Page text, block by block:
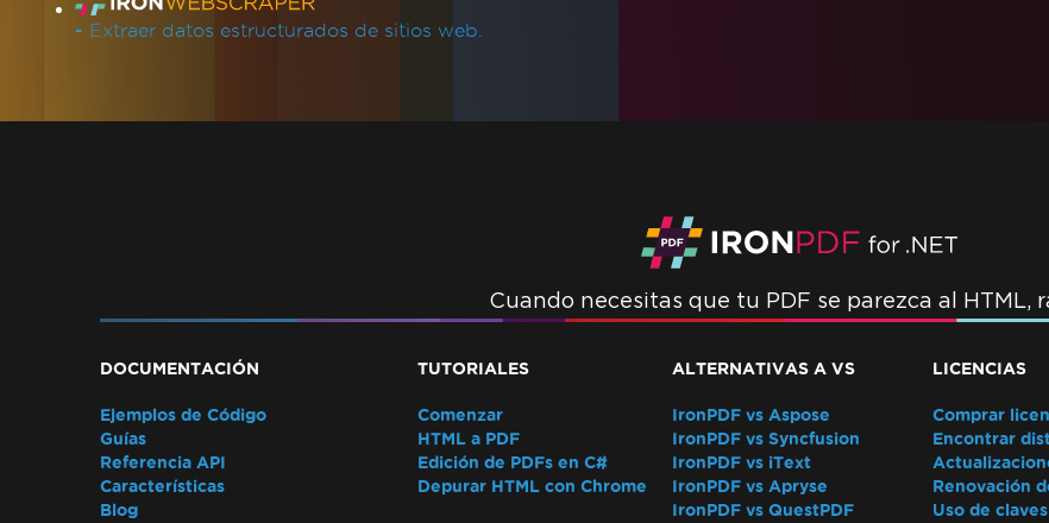
- Extraer datos estructurados de sitios web.
Cuando necesitas que tu PDF se parezca al HTML,
DOCUMENTACIÓN
Ejemplos de Código
Guías
Referencia API
Características
Blog
TUTORIALES
Comenzar
HTML a PDF
Edición de PDFs en C#
Depurar HTML con Chrome
ALTERNATIVAS A VS
IronPDF vs Aspose
IronPDF vs Syncfusion
IronPDF vs iText
IronPDF vs Apryse
IronPDF vs QuestPDF
LICENCIAS
Comprar
Encontrar
Renovación
Uso de